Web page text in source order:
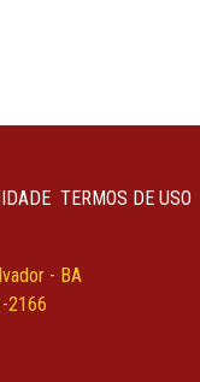
TERMOS DE USO
- BA
2166